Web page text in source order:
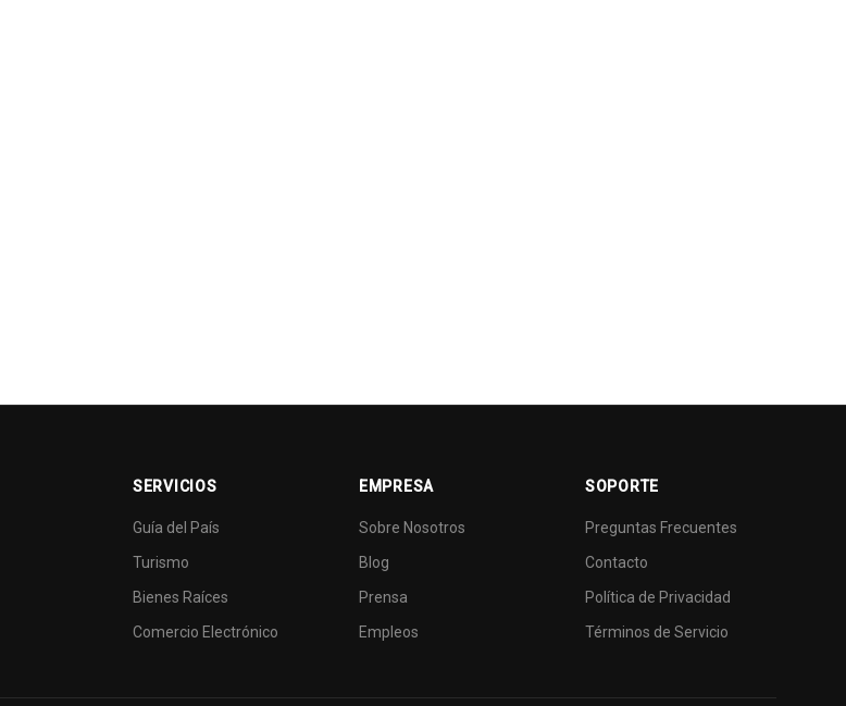
SERVICIOS
Guía del País
Turismo
Bienes Raíces
Comercio Electrónico
EMPRESA
Sobre Nosotros
Blog
Prensa
Empleos
SOPORTE
Preguntas Frecuentes
Contacto
Política de Privacidad
Términos de Servicio
Pregúntame lo que quieras o planifica tu